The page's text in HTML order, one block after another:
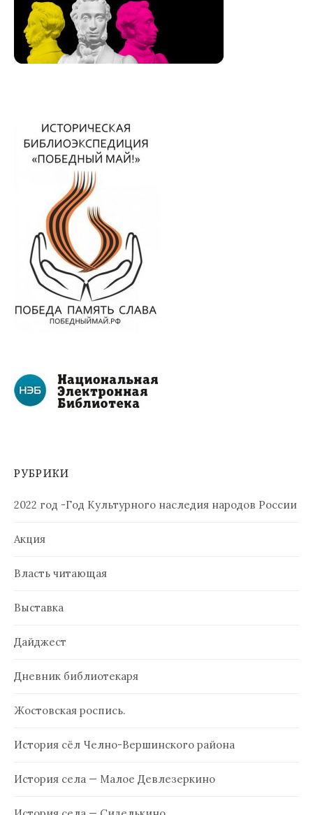
РУБРИКИ
2022 год -Год Культурного наследия народов России
Акция
Власть читающая
Выставка
Дайджест
Дневник библиотекаря
Жостовская роспись.
История сёл Челно-Вершинского района
История села — Малое Девлезеркино